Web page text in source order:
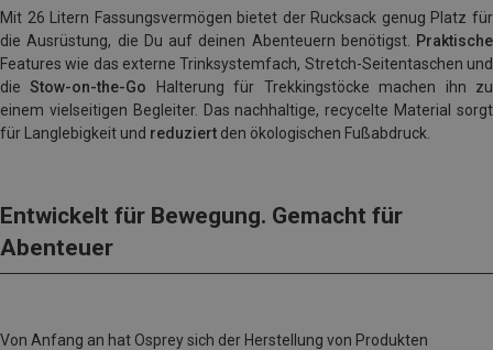
Mit 26 Litern Fassungsvermögen bietet der Rucksack genug Platz für
die Ausrüstung, die Du auf deinen Abenteuern benötigst. Praktische
Features wie das externe Trinksystemfach, Stretch-Seitentaschen und
dieStow-on-the-Go Halterung für Trekkingstöcke machen ihn zu
einem vielseitigen Begleiter. Das nachhaltige, recycelte Material sorgt
für Langlebigkeit und reduziert den ökologischen Fußabdruck.
Entwickelt für Bewegung. Gemacht für
Abenteuer
Von Anfang an hat Osprey sich der Herstellung von Produkten